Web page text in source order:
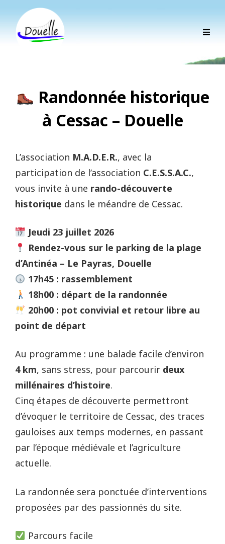
Randonnée historique
à Cessac – Douelle
L’association M.A.D.E.R., avec la
participation de l’association C.E.S.S.A.C.,
vous invite à une rando-découverte
historique dans le méandre de Cessac.
Jeudi 23 juillet 2026
Rendez-vous sur le parking de la plage
d’Antinéa – Le Payras, Douelle
17h45 : rassemblement
18h00 : départ de la randonnée
20h00 : pot convivial et retour libre au
point de départ
Au programme : une balade facile d’environ
4 km, sans stress, pour parcourir deux
millénaires d’histoire.
Cinq étapes de découverte permettront
d’évoquer le territoire de Cessac, des traces
gauloises aux temps modernes, en passant
par l’époque médiévale et l’agriculture
actuelle.
La randonnée sera ponctuée d’interventions
proposées par des passionnés du site.
Parcours facile